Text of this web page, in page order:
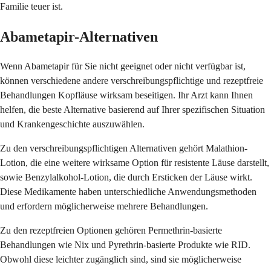
Familie teuer ist.
Abametapir-Alternativen
Wenn Abametapir für Sie nicht geeignet oder nicht verfügbar ist,
können verschiedene andere verschreibungspflichtige und rezeptfreie
Behandlungen Kopfläuse wirksam beseitigen. Ihr Arzt kann Ihnen
helfen, die beste Alternative basierend auf Ihrer spezifischen Situation
und Krankengeschichte auszuwählen.
Zu den verschreibungspflichtigen Alternativen gehört Malathion-
Lotion, die eine weitere wirksame Option für resistente Läuse darstellt,
sowie Benzylalkohol-Lotion, die durch Ersticken der Läuse wirkt.
Diese Medikamente haben unterschiedliche Anwendungsmethoden
und erfordern möglicherweise mehrere Behandlungen.
Zu den rezeptfreien Optionen gehören Permethrin-basierte
Behandlungen wie Nix und Pyrethrin-basierte Produkte wie RID.
Obwohl diese leichter zugänglich sind, sind sie möglicherweise